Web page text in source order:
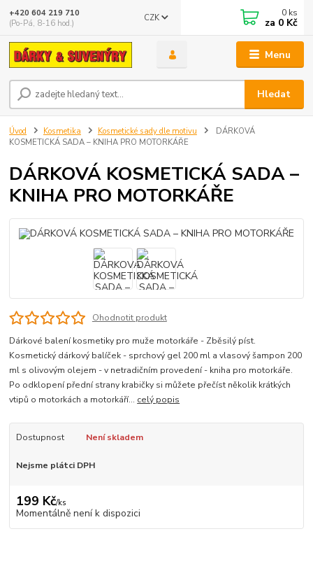
Menu
CZK
Hledat
+420 604 219 710
(Po-Pá, 8-16 hod.)
0 ks
za 0 Kč
Úvod Kosmetika Kosmetické sady dle motivu
DÁRKOVÁ
KOSMETICKÁ SADA – KNIHA PRO MOTORKÁŘE
DÁRKOVÁ KOSMETICKÁ SADA –
KNIHA PRO MOTORKÁŘE
Ohodnotit produkt
Dárkové balení kosmetiky pro muže motorkáře - Zběsilý píst.
Kosmetický dárkový balíček - sprchový gel 200 ml a vlasový šampon 200
ml s olivovým olejem - v netradičním provedení - kniha pro motorkáře.
Po odklopení přední strany krabičky si můžete přečíst několik krátkých
vtipů o motorkách a motorkáří... celý popis
Dostupnost Není skladem
Nejsme plátci DPH
199 Kč/ks
Momentálně není k dispozici